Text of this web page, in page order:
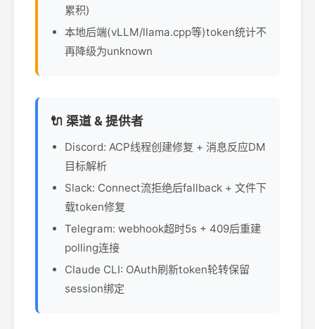
累积)
本地后端(vLLM/llama.cpp等)token统计不
再降级为unknown
🔌 渠道 & 提供者
Discord: ACP线程创建修复 + 消息反应DM
目标解析
Slack: Connect流拒绝后fallback + 文件下
载token修复
Telegram: webhook超时5s + 409后重建
polling连接
Claude CLI: OAuth刷新token轮转保留
session绑定